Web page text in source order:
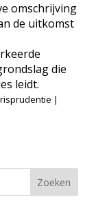
omschrijving
de uitkomst
die
leidt.
|